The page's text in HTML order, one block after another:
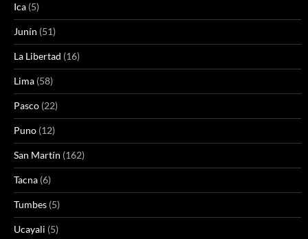
Ica (5)
Junín (51)
La Libertad (16)
Lima (58)
Pasco (22)
Puno (12)
San Martín (162)
Tacna (6)
Tumbes (5)
Ucayali (5)